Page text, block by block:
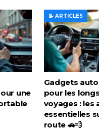
une
📝 ARTICLES
Gadgets
pour les longs
voyages : les
essentielles
route 🚗💨